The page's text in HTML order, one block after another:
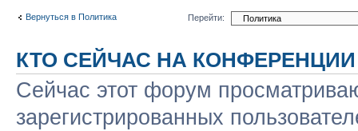
Вернуться в Политика Перейти:
КТО СЕЙЧАС НА КОНФЕРЕНЦИИ
Сейчас этот форум
зарегистрированных